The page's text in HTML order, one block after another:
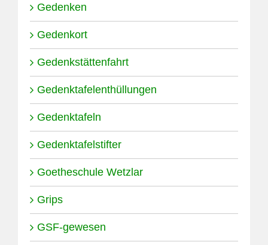
Gedenken
Gedenkort
Gedenkstättenfahrt
Gedenktafelenthüllungen
Gedenktafeln
Gedenktafelstifter
Goetheschule Wetzlar
Grips
GSF-gewesen